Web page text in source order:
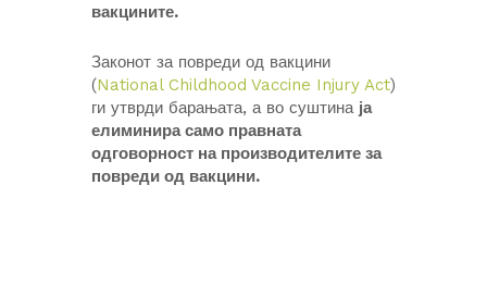
вакцините.
Законот за повреди од вакцини
(National Childhood Vaccine Injury Act)
ги утврди барањата, а во суштина ја
елиминира само правната
одговорност на производителите за
повреди од вакцини.